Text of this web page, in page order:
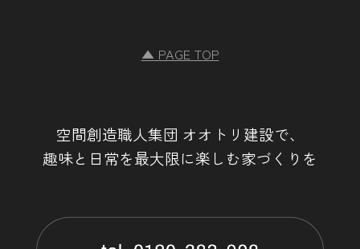
▲ PAGE TOP
空間創造職人集団 オオトリ建設で、
趣味と日常を最大限に楽しむ家づくりを